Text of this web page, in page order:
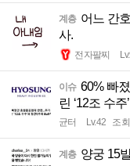
계층 어느 간
사.
전자팔찌
이슈 60% 빠
린 ‘12조 수
균터 Lv.42 조
계층 양궁 15